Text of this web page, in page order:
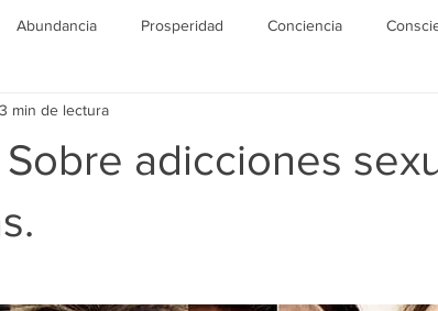
Abundancia Prosperidad Conciencia
Bienestar
Sobre adicciones
3 min de lectura